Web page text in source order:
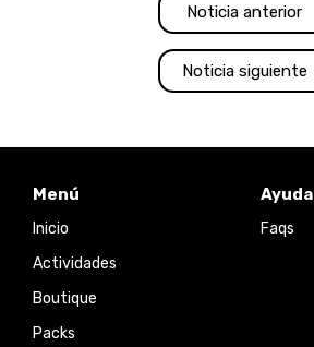
Noticia anterior
Noticia siguiente
Menú
Inicio
Actividades
Boutique
Packs
Ayuda
Faqs